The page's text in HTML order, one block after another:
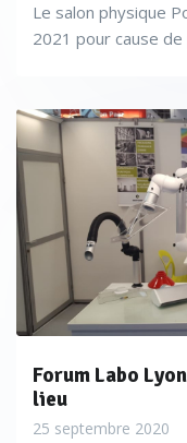
Le salon physique
2021 pour cause
Forum Labo
lieu
25 septembre 2020